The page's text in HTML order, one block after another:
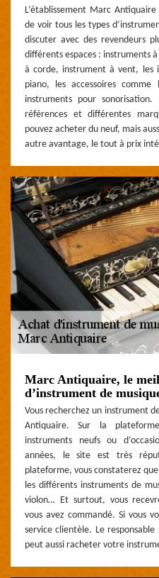
L’établissement Marc
de voir tous les types
discuter avec des revendeurs
différents espaces : instruments
à corde, instrument à vent, les
piano, les accessoires
instruments pour
références et différentes
pouvez acheter du neuf, mais
autre avantage, le tout à prix
Marc Antiquaire, le
d’instrument de
Vous recherchez un instrument
Antiquaire. Sur la
instruments neufs ou
années, le site est très
plateforme, vous constaterez
les différents instruments de
violon… Et surtout, vous
vous avez commandé. Si vous
service clientèle. Le
peut aussi racheter votre